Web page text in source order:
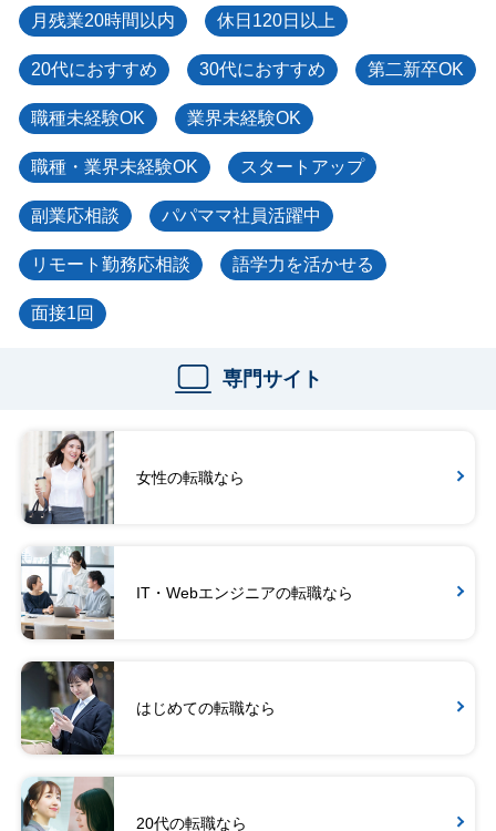
月残業20時間以内 休日120日以上
20代におすすめ 30代におすすめ 第二新卒OK
職種未経験OK 業界未経験OK
職種・業界未経験OK スタートアップ
副業応相談 パパママ社員活躍中
リモート勤務応相談 語学力を活かせる
面接1回
専門サイト
女性の転職なら
IT・Webエンジニアの転職なら
はじめての転職なら
20代の転職なら